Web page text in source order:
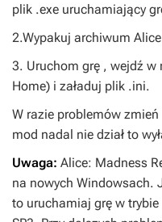
plik .exe uruchamiający
2.Wypakuj archiwum
3. Uruchom grę , wejdź w
Home) i załaduj plik .ini.
W razie problemów
mod nadal nie dział to
Uwaga: Alice: Madness
na nowych Windowsach.
to uruchamiaj grę w